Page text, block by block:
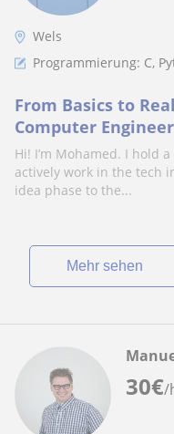
Wels
Programmierung: C,
From Basics to
Computer Engineer
Hi! I’m Mohamed. I hold
actively work in the tech
idea phase to the...
Mehr sehen
30€/